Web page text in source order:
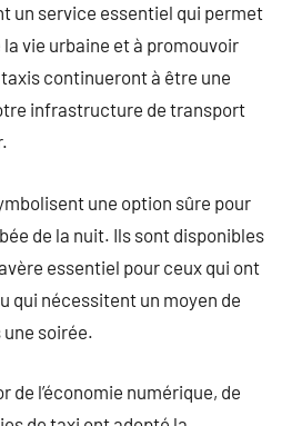
un service essentiel qui permet
vie urbaine et à promouvoir
continueront à être une
infrastructure de transport
une option sûre pour
de la nuit. Ils sont disponibles
essentiel pour ceux qui ont
qui nécessitent un moyen de
soirée.
de l’économie numérique, de